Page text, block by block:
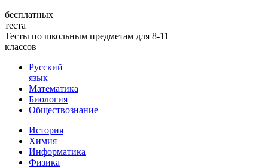
бесплатных
теста
Тесты по школьным предметам для 8-11
классов
Русский
язык
Математика
Биология
Обществознание
История
Химия
Информатика
Физика